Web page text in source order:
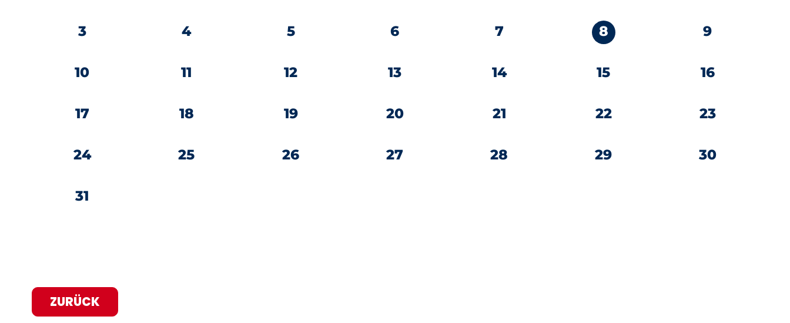
3 4 5 6 7 8 9
10 11 12 13 14 15 16
17 18 19 20 21 22 23
24 25 26 27 28 29 30
31
ZURÜCK